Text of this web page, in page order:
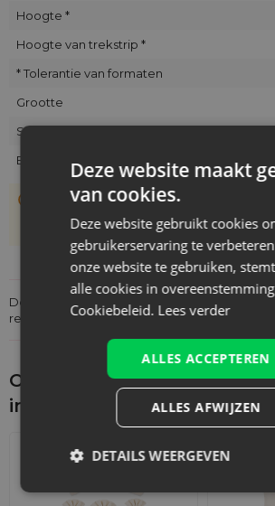
Hoogte *
Hoogte van trekstrip *
* Tolerantie van formaten
Grootte
SKU
EAN
De zakjes zijn met de hand genaaid,
+/- 1 cm
Details over de conformiteit van het product
regelgeving: Productverantwoordelijkheid
Ontdek wat je nog meer
interesseren
Deze website maakt
van cookies.
Deze website gebruikt cookies
gebruikerservaring te
onze website te gebruiken,
alle cookies in
Cookiebeleid. Lees verder
ALLES ACCEPTEREN
ALLES AFWIJZEN
DETAILS WEERGEVEN